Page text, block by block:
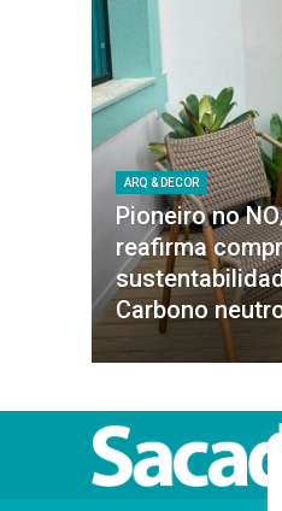
ARQ & DECOR
Pioneiro no
reafirma
Carbono